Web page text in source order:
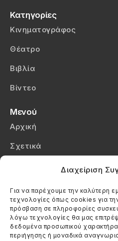
Διαχείριση
Για να παρέχουμε την καλύτερη
τεχνολογίες όπως cookies για
πρόσβαση σε πληροφορίες
λόγω τεχνολογίες θα μας
δεδομένα προσωπικού
περιήγησης ή μοναδικά
Κατηγορίες
Κινηματογράφος
Θέατρο
Βιβλία
Βίντεο
Μενού
Αρχική
Σχετικά
Πολιτική Cookies (ΕΕ)
Στοιχεία Επικοινωνίας
Καλεσέ μας